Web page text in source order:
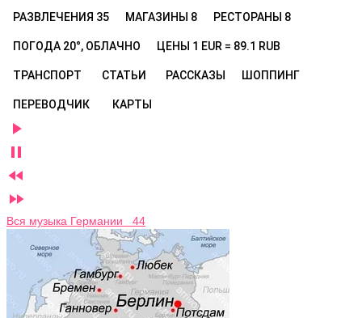
РАЗВЛЕЧЕНИЯ 35 МАГАЗИНЫ 8 РЕСТОРАНЫ 8
ПОГОДА 20°, ОБЛАЧНО ЦЕНЫ 1 EUR = 89.1 RUB
ТРАНСПОРТ СТАТЬИ РАССКАЗЫ ШОППИНГ
ПЕРЕВОДЧИК КАРТЫ




Вся музыка Германии 44